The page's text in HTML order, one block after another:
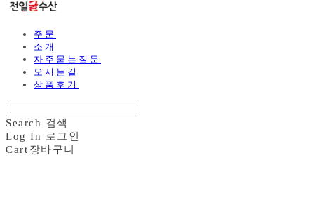
주문
소개
자주묻는질문
오시는길
상품후기
Search 검색
Log In 로그인
Cart 장바구니